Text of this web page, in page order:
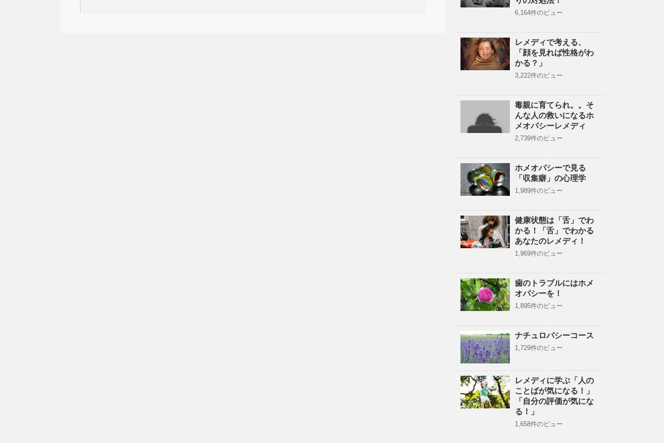
6,164件のビュー
レメディで考える、
「顔を見れば性格がわ
かる？」
3,222件のビュー
毒親に育てられ。。そ
んな人の救いになるホ
メオパシーレメディ
2,739件のビュー
ホメオパシーで見る
「収集癖」の心理学
1,989件のビュー
健康状態は「舌」でわ
かる！「舌」でわかる
あなたのレメディ！
1,969件のビュー
歯のトラブルにはホメ
オパシーを！
1,895件のビュー
ナチュロパシーコース
1,729件のビュー
レメディに学ぶ「人の
ことばが気になる！」
「自分の評価が気にな
る！」
1,658件のビュー